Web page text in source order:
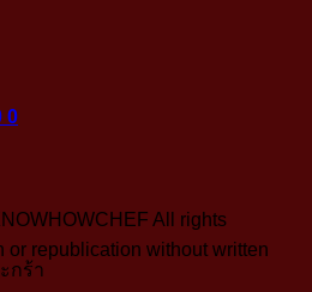
0
กร้า
All rights
or republication without written